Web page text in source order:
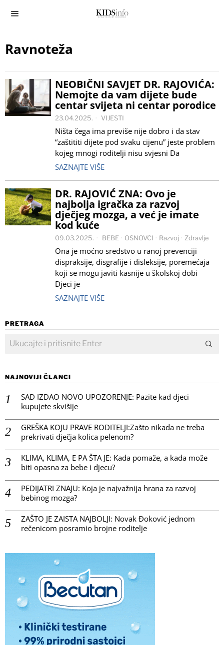
Ravnoteža
NEOBIČNI SAVJET DR. RAJOVIĆA:
Nemojte da vam dijete bude
centar svijeta ni centar porodice
23.04.2025. VIJESTI
Ništa čega ima previše nije dobro i da stav
“zaštititi dijete pod svaku cijenu” jeste problem
kojeg mnogi roditelji nisu svjesni Da
SAZNAJTE VIŠE
DR. RAJOVIĆ ZNA: Ovo je
najbolja igračka za razvoj
dječjeg mozga, a već je imate
kod kuće
09.03.2025. BEBE · OSNOVCI · Razvoj · Zdravlje
Ona je moćno sredstvo u ranoj prevenciji
dispraksije, disgrafije i disleksije, poremećaja
koji se mogu javiti kasnije u školskoj dobi
Djeci je
SAZNAJTE VIŠE
PRETRAGA
NAJNOVIJI ČLANCI
SAD IZDAO NOVO UPOZORENJE: Pazite kad djeci
kupujete skvišije
GREŠKA KOJU PRAVE RODITELJI:Zašto nikada ne treba
prekrivati dječja kolica pelenom?
KLIMA, KLIMA, E PA ŠTA JE: Kada pomaže, a kada može
biti opasna za bebe i djecu?
PEDIJATRI ZNAJU: Koja je najvažnija hrana za razvoj
bebinog mozga?
ZAŠTO JE ZAISTA NAJBOLJI: Novak Đoković jednom
rečenicom posramio brojne roditelje